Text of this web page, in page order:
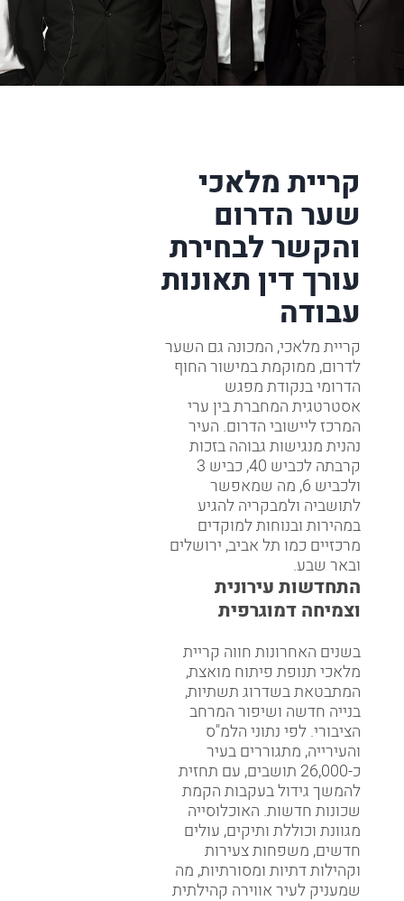
קריית מלאכי
שער הדרום
והקשר לבחירת
עורך דין תאונות
עבודה
קריית מלאכי, המכונה גם השער
לדרום, ממוקמת במישור החוף
הדרומי בנקודת מפגש
אסטרטגית המחברת בין ערי
המרכז ליישובי הדרום. העיר
נהנית מנגישות גבוהה בזכות
קרבתה לכביש 40, כביש 3
ולכביש 6, מה שמאפשר
לתושביה ולמבקריה להגיע
במהירות ובנוחות למוקדים
מרכזיים כמו תל אביב, ירושלים
ובאר שבע.
התחדשות עירונית
וצמיחה דמוגרפית
בשנים האחרונות חווה קריית
מלאכי תנופת פיתוח מואצת,
המתבטאת בשדרוג תשתיות,
בנייה חדשה ושיפור המרחב
הציבורי. לפי נתוני הלמ"ס
והעירייה, מתגוררים בעיר
כ-26,000 תושבים, עם תחזית
להמשך גידול בעקבות הקמת
שכונות חדשות. האוכלוסייה
מגוונת וכוללת ותיקים, עולים
חדשים, משפחות צעירות
וקהילות דתיות ומסורתיות, מה
שמעניק לעיר אווירה קהילתית